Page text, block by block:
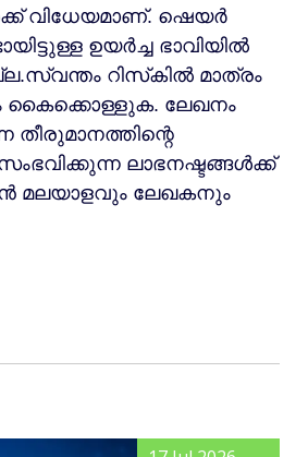
വിധേയമാണ്. ഷെയർ
ഉയർച്ച ഭാവിയിൽ
റിസ്‌കില്‍ മാത്രം
കൈക്കൊള്ളുക. ലേഖനം
തീരുമാനത്തിന്റെ
ലാഭനഷ്ടങ്ങള്‍ക്ക്
മലയാളവും ലേഖകനും